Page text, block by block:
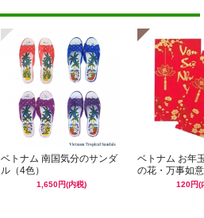
ベトナム 南国気分のサンダ
ル（4色）
1,650円(内税)
ベトナム お年
の花・万事如意
120円(